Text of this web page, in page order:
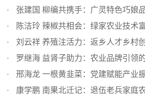
张建国 柳编共携手：广灵特色巧娘
陈洁玲 辣椒共相会：绿家农业技术
刘云祥 养殖注活力：返乡人才乡村
罗继海 益肾子助力：农业品牌引领
邢海龙 一根黄韭菜：党建赋能产业
康学鹏 南果北迁记：退伍老兵家庭